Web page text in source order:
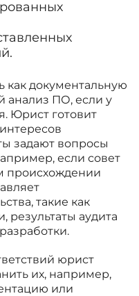
как документальную
анализ ПО, если у
Юрист готовит
задают вопросы
если совет
происхождении
такие как
результаты аудита
юрист
их, например,
или